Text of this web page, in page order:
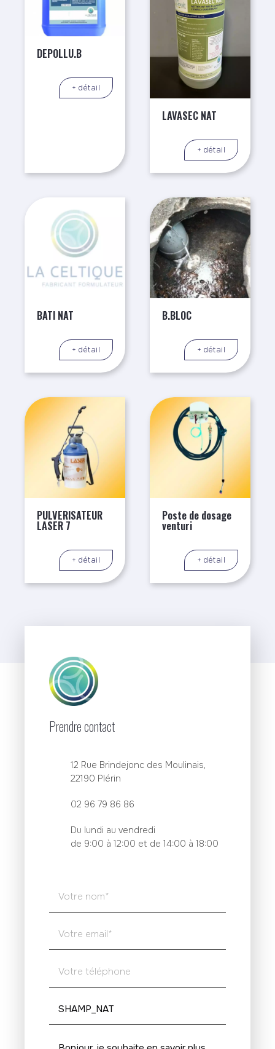
DEPOLLU.B
+ détail
LAVASEC NAT
+ détail
BATI NAT
+ détail
B.BLOC
+ détail
PULVERISATEUR
LASER 7
+ détail
Poste de dosage
venturi
+ détail
Prendre contact
12 Rue Brindejonc des Moulinais,
22190 Plérin
02 96 79 86 86
Du lundi au vendredi
de 9:00 à 12:00 et de 14:00 à 18:00